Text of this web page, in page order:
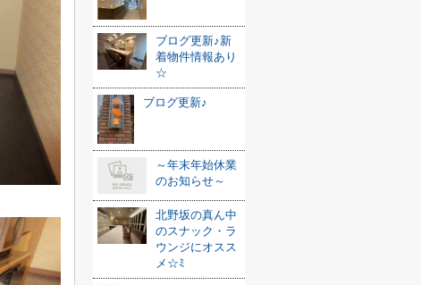
ブログ更新♪新
着物件情報あり
☆
ブログ更新♪
～年末年始休業
のお知らせ～
北野坂の真ん中
のスナック・ラ
ウンジにオスス
メ☆ﾐ